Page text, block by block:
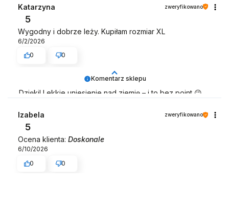
Zespół LELKA 🦋
Komentarz sklepu
Dzięki! Lekkie uniesienie nad ziemię – i to bez point 😉
Katarzyna zweryfikowano
5
Wygodny i dobrze leży. Kupiłam rozmiar XL
6/2/2026
0
0
Izabela zweryfikowano
5
Ocena klienta: Doskonale
6/10/2026
0
0